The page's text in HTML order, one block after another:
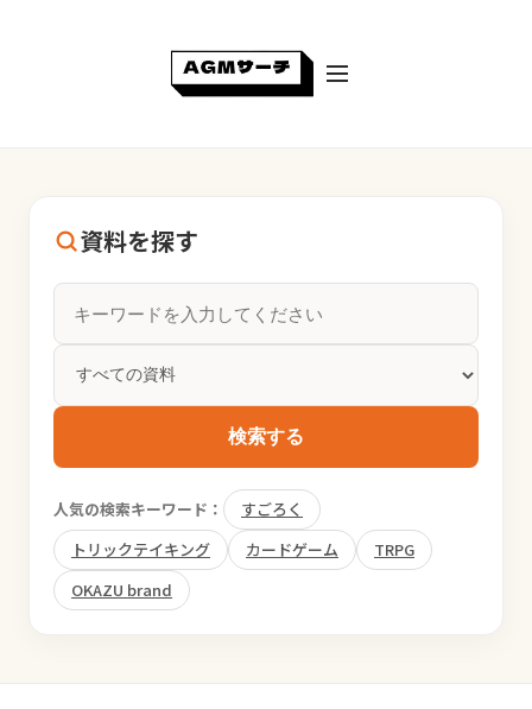
資料を探す
検索する
人気の検索キーワード：
すごろく
トリックテイキング
カードゲーム
TRPG
OKAZU brand